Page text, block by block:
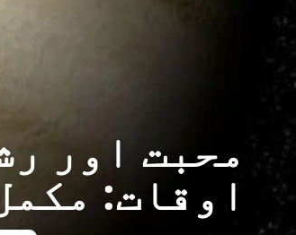
محبت اور
اوقات: